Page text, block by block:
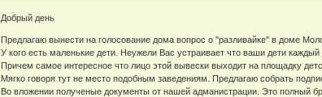
Добрый день
Предлагаю вынести на голосование дома вопрос о "разливайке" в доме
У кого есть маленькие дети. Неужели Вас устраивает что ваши дети
Причем самое интересное что лицо этой вывески выходит на площадку
Мягко говоря тут не место подобным заведениям. Предлагаю собрать
Во вложении полученые документы от нашей адманистрации. Это полный